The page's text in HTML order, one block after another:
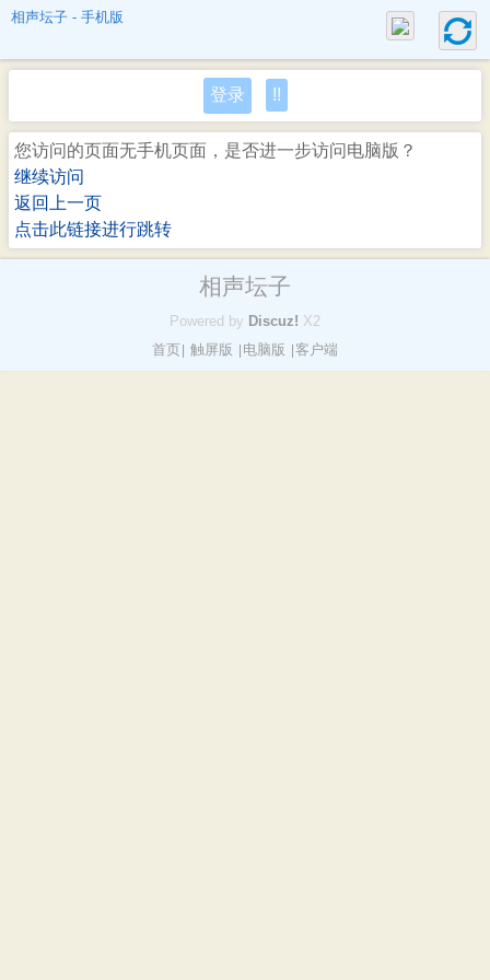
相声坛子 - 手机版
登录 !!
您访问的页面无手机页面，是否进一步访问电脑版？
继续访问
返回上一页
点击此链接进行跳转
相声坛子
Powered by Discuz! X2
首页 触屏版 电脑版 客户端